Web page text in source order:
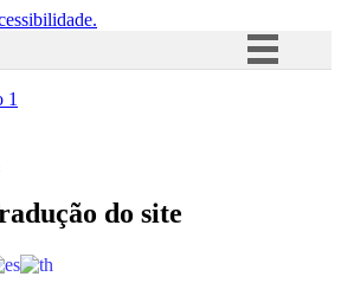
Acesso à informação
1
do site